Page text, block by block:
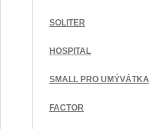
SOLITER
HOSPITAL
SMALL PRO UMÝVÁTKA
FACTOR